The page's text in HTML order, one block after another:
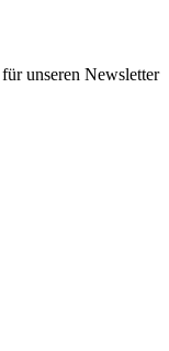
unseren Newsletter